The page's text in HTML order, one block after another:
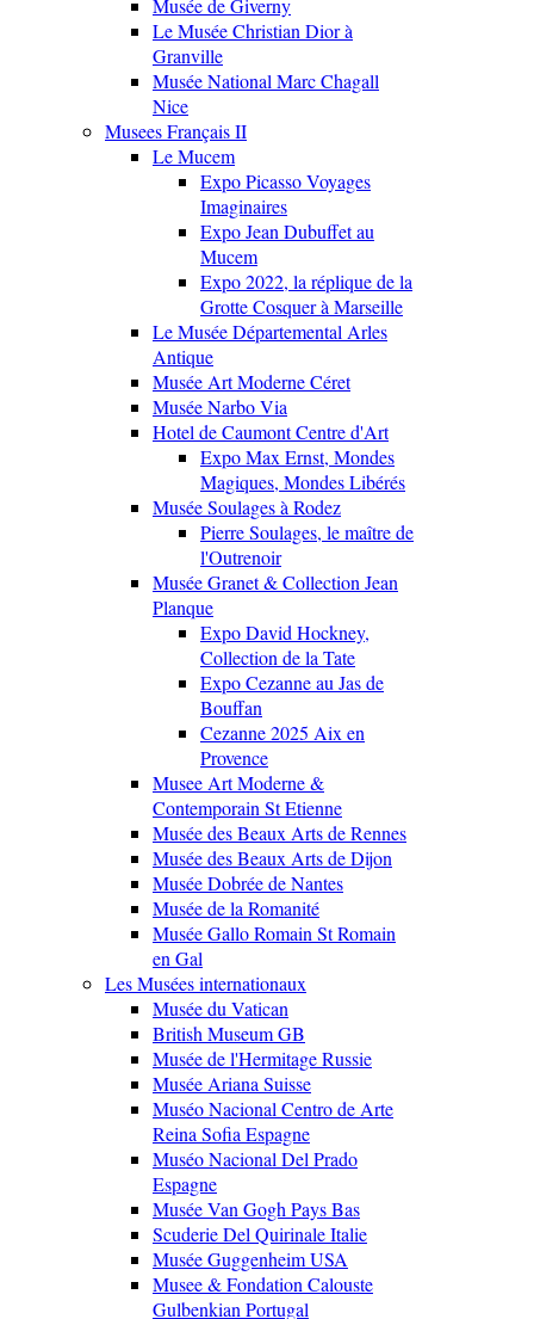
Musée de Giverny
Le Musée Christian Dior à
Granville
Musée National Marc Chagall
Nice
Musees Français II
Le Mucem
Expo Picasso Voyages
Imaginaires
Expo Jean Dubuffet au
Mucem
Expo 2022, la réplique de la
Grotte Cosquer à Marseille
Le Musée Départemental Arles
Antique
Musée Art Moderne Céret
Musée Narbo Via
Hotel de Caumont Centre d'Art
Expo Max Ernst, Mondes
Magiques, Mondes Libérés
Musée Soulages à Rodez
Pierre Soulages, le maître de
l'Outrenoir
Musée Granet & Collection Jean
Planque
Expo David Hockney,
Collection de la Tate
Expo Cezanne au Jas de
Bouffan
Cezanne 2025 Aix en
Provence
Musee Art Moderne &
Contemporain St Etienne
Musée des Beaux Arts de Rennes
Musée des Beaux Arts de Dijon
Musée Dobrée de Nantes
Musée de la Romanité
Musée Gallo Romain St Romain
en Gal
Les Musées internationaux
Musée du Vatican
British Museum GB
Musée de l'Hermitage Russie
Musée Ariana Suisse
Muséo Nacional Centro de Arte
Reina Sofia Espagne
Muséo Nacional Del Prado
Espagne
Musée Van Gogh Pays Bas
Scuderie Del Quirinale Italie
Musée Guggenheim USA
Musee & Fondation Calouste
Gulbenkian Portugal